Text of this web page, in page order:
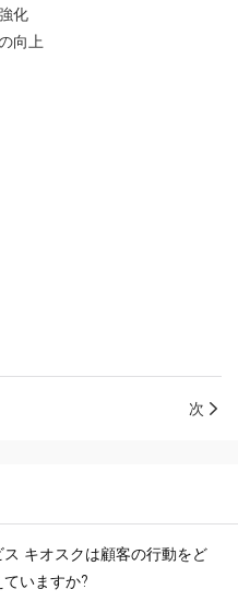
化
向上
次
ス キオスクは顧客の行動をど
いますか?